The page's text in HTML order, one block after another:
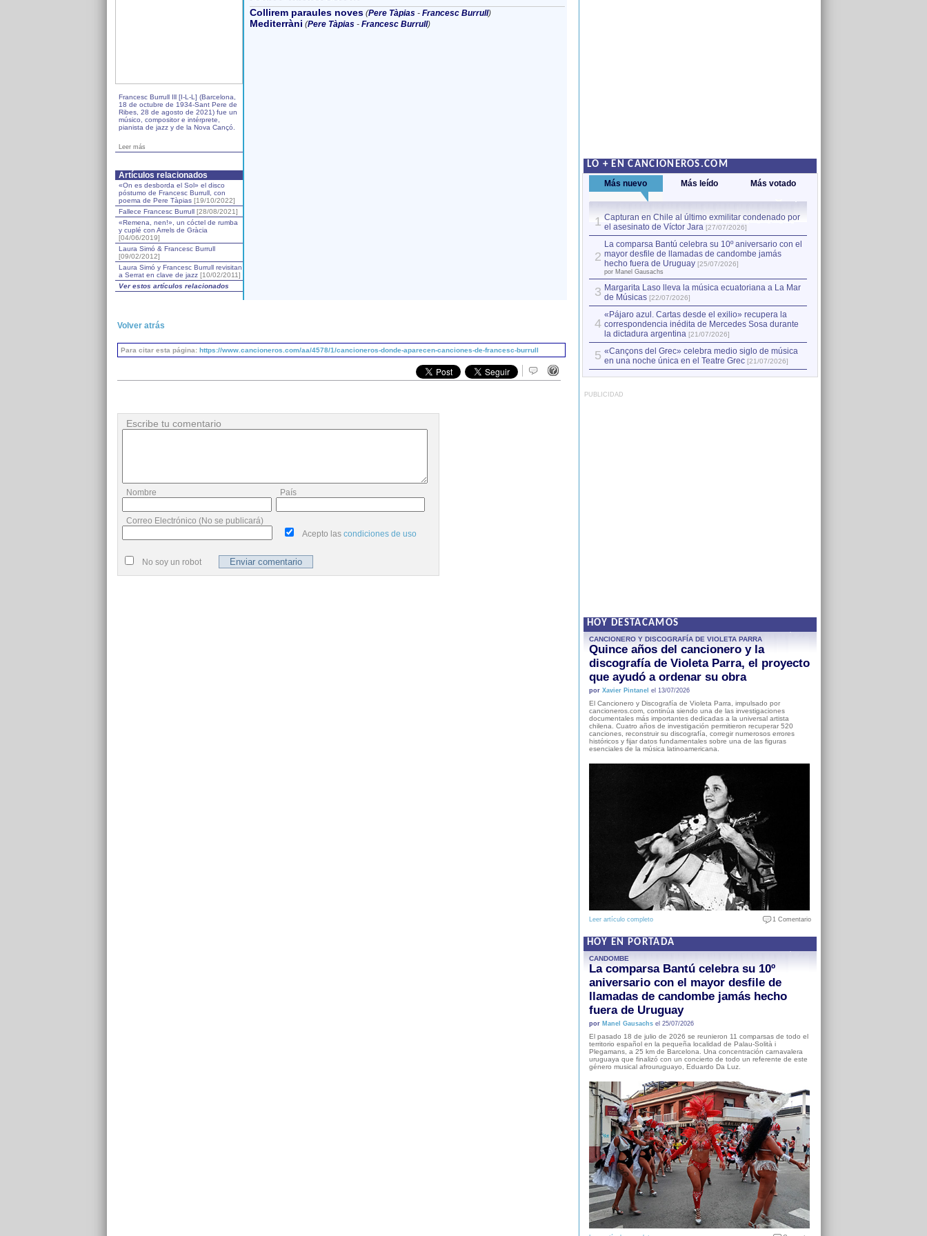
Francesc Burrull Ill [I-L-L] (Barcelona,
18 de octubre de 1934-Sant Pere de
Ribes, 28 de agosto de 2021) fue un
músico, compositor e intérprete,
pianista de jazz y de la Nova Cançó.
Leer más
Artículos relacionados
«On es desborda el Sol» el disco
póstumo de Francesc Burrull, con
poema de Pere Tàpias [19/10/2022]
Fallece Francesc Burrull [28/08/2021]
«Remena, nen!», un cóctel de rumba
y cuplé con Arrels de Gràcia
[04/06/2019]
Laura Simó & Francesc Burrull
[09/02/2012]
Laura Simó y Francesc Burrull revisitan
a Serrat en clave de jazz [10/02/2011]
Ver estos artículos relacionados
Collirem paraules noves (Pere Tàpias- Francesc Burrull)
Mediterràni (Pere Tàpias- Francesc Burrull)
Volver atrás
Para citar esta página: https://www.cancioneros.com/aa/4578/1/cancioneros-donde-aparecen-canciones-de-francesc-burrull
Escribe tu comentario
Nombre País
Correo Electrónico (No se publicará)
Acepto las condiciones de uso
No soy un robot
LO + EN CANCIONEROS.COM
Más nuevo Más leído Más votado
1 Capturan en Chile al último exmilitar condenado por
el asesinato de Víctor Jara [27/07/2026]
2
La comparsa Bantú celebra su 10º aniversario con el
mayor desfile de llamadas de candombe jamás
hecho fuera de Uruguay [25/07/2026]
por Manel Gausachs
3 Margarita Laso lleva la música ecuatoriana a La Mar
de Músicas [22/07/2026]
4
«Pájaro azul. Cartas desde el exilio» recupera la
correspondencia inédita de Mercedes Sosa durante
la dictadura argentina [21/07/2026]
5 «Cançons del Grec» celebra medio siglo de música
en una noche única en el Teatre Grec [21/07/2026]
PUBLICIDAD
HOY DESTACAMOS
CANCIONERO Y DISCOGRAFÍA DE VIOLETA PARRA
Quince años del cancionero y la
discografía de Violeta Parra, el proyecto
que ayudó a ordenar su obra
por Xavier Pintanel el 13/07/2026
El Cancionero y Discografía de Violeta Parra, impulsado por
cancioneros.com, continúa siendo una de las investigaciones
documentales más importantes dedicadas a la universal artista
chilena. Cuatro años de investigación permitieron recuperar 520
canciones, reconstruir su discografía, corregir numerosos errores
históricos y fijar datos fundamentales sobre una de las figuras
esenciales de la música latinoamericana.
Leer artículo completo 1 Comentario
HOY EN PORTADA
CANDOMBE
La comparsa Bantú celebra su 10º
aniversario con el mayor desfile de
llamadas de candombe jamás hecho
fuera de Uruguay
por Manel Gausachsel 25/07/2026
El pasado 18 de julio de 2026 se reunieron 11 comparsas de todo el
territorio español en la pequeña localidad de Palau-Solità i
Plegamans, a 25 km de Barcelona. Una concentración carnavalera
uruguaya que finalizó con un concierto de todo un referente de este
género musical afrouruguayo, Eduardo Da Luz.